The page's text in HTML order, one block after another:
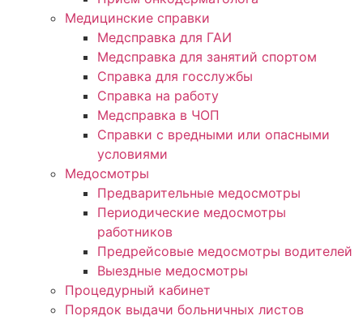
Медицинские справки
Медсправка для ГАИ
Медсправка для занятий спортом
Справка для госслужбы
Справка на работу
Медсправка в ЧОП
Справки с вредными или опасными
условиями
Медосмотры
Предварительные медосмотры
Периодические медосмотры
работников
Предрейсовые медосмотры водителей
Выездные медосмотры
Процедурный кабинет
Порядок выдачи больничных листов